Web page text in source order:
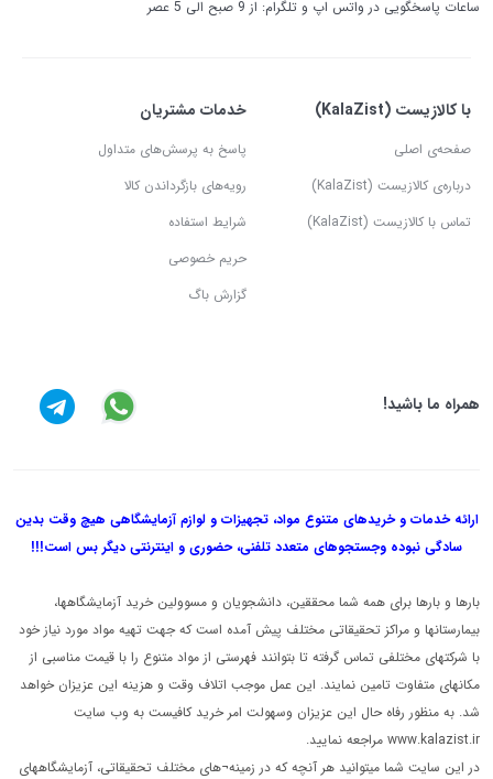
ساعات پاسخگویی در واتس اپ و تلگرام: از 9 صبح الی 5 عصر
با کالازیست (KalaZist)
صفحه‌ی اصلی
درباره‌ی کالازیست (KalaZist)
تماس با کالازیست (KalaZist)
خدمات مشتریان
پاسخ به پرسش‌های متداول
رویه‌های بازگرداندن کالا
شرایط استفاده
حریم خصوصی
گزارش باگ
همراه ما باشید!
ارائه خدمات و خریدهای متنوع مواد، تجهیزات و لوازم آزمایشگاهی هیچ وقت بدین
سادگی نبوده وجستجوهای متعدد تلفنی، حضوری و اینترنتی دیگر بس است!!!
بارها و بارها برای همه شما محققین، دانشجویان و مسوولین خرید آزمایشگاهها،
بیمارستانها و مراکز تحقیقاتی مختلف پیش آمده است که جهت تهیه مواد مورد نیاز خود
با شرکتهای مختلفی تماس گرفته تا بتوانند فهرستی از مواد متنوع را با قیمت مناسبی از
مکانهای متفاوت تامین نمایند. این عمل موجب اتلاف وقت و هزینه این عزیزان خواهد
شد. به منظور رفاه حال این عزیزان وسهولت امر خرید کافیست به وب سایت
www.kalazist.ir مراجعه نمایید.
در این سایت شما میتوانید هر آنچه که در زمینه¬های مختلف تحقیقاتی، آزمایشگاههای